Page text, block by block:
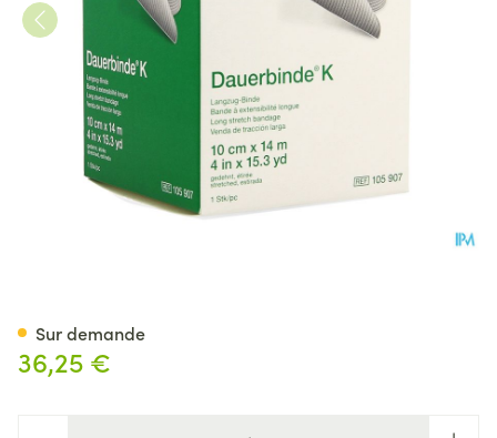
36,25 €
Sur demande